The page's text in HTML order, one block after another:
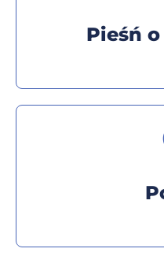
Pieśń